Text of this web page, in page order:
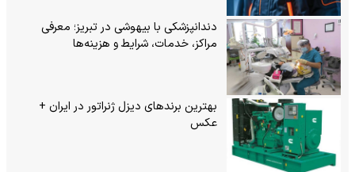
دندانپزشکی با بیهوشی در تبریز؛ معرفی
مراکز، خدمات، شرایط و هزینه‌ها
بهترین برندهای دیزل ژنراتور در ایران +
عکس